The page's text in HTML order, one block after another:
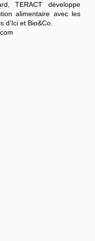
TERACT développe
alimentaire avec les
d'Ici et Bio&Co.